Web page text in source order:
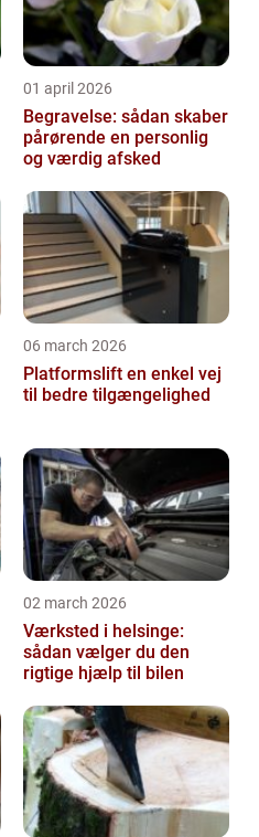
01 april 2026
Begravelse: sådan skaber
pårørende en personlig
og værdig afsked
06 march 2026
Platformslift en enkel vej
til bedre tilgængelighed
02 march 2026
Værksted i helsinge:
sådan vælger du den
rigtige hjælp til bilen